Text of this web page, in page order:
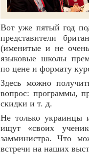
Вот уже пятый год
представители
(именитые и не
языковые школы
по цене и формату
Здесь можно
вопрос: программы,
скидки и т. д.
Не только украинцы
ищут «своих
замминистра. Что
встречи на наших